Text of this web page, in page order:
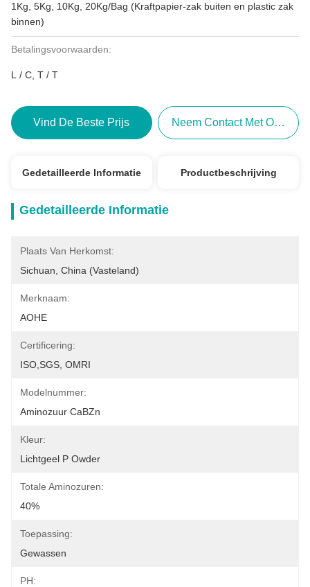
1Kg, 5Kg, 10Kg, 20Kg/Bag (Kraftpapier-zak buiten en plastic zak
binnen)
Betalingsvoorwaarden:
L / C, T / T
Vind De Beste Prijs Neem Contact Met Ons Op
Gedetailleerde Informatie Productbeschrijving
Gedetailleerde Informatie
Plaats Van Herkomst:
Sichuan, China (Vasteland)
Merknaam:
AOHE
Certificering:
ISO,SGS, OMRI
Modelnummer:
Aminozuur CaBZn
Kleur:
Lichtgeel P Owder
Totale Aminozuren:
40%
Toepassing:
Gewassen
PH: